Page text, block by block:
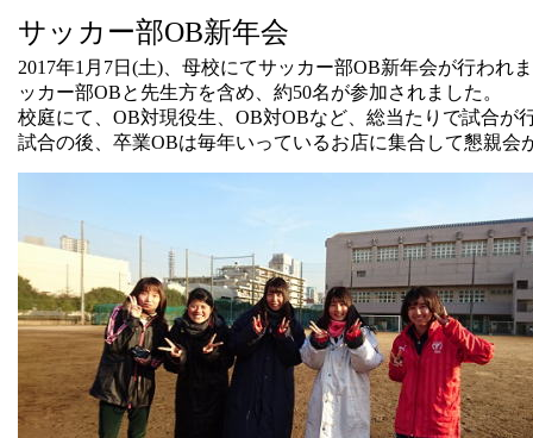
サッカー部OB新年会
2017年1月7日(土)、母校にてサッカー部OB新年会が行われ
ッカー部OBと先生方を含め、約50名が参加されました。
校庭にて、OB対現役生、OB対OBなど、総当たりで試合が
試合の後、卒業OBは毎年いっているお店に集合して懇親会